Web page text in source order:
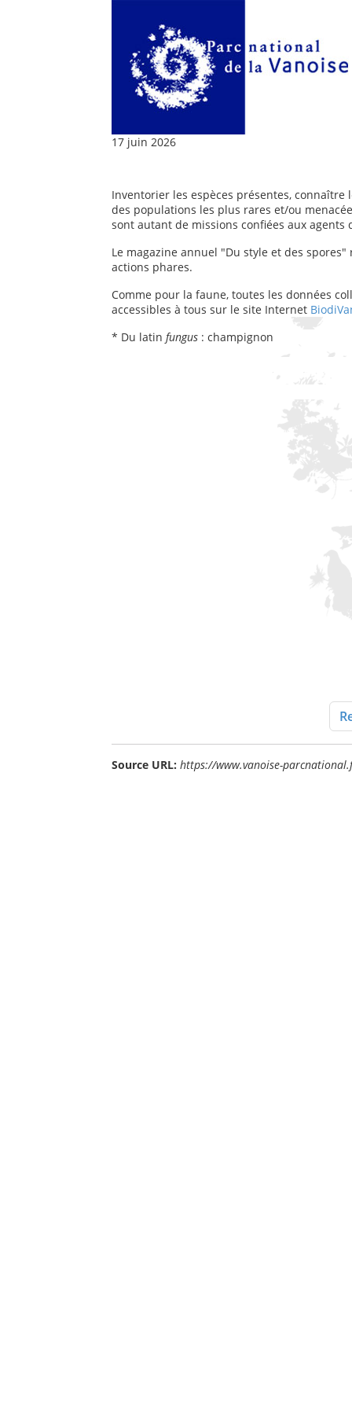
17 juin 2026
Inventorier les espèces présentes,
des populations les plus rares et/ou
sont autant de missions confiées aux
Le magazine annuel "Du style et des
actions phares.
Comme pour la faune, toutes les données
accessibles à tous sur le site Internet
* Du latin fungus : champignon
Source URL: https://www.vanoise-